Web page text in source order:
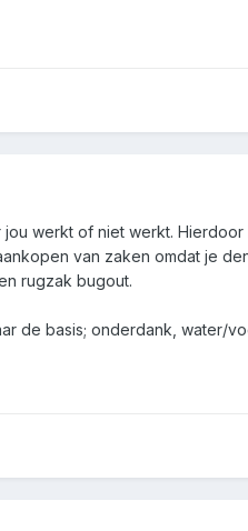
werkt of niet werkt.
van zaken omdat je
rugzak bugout.
de basis; onderdank, water/